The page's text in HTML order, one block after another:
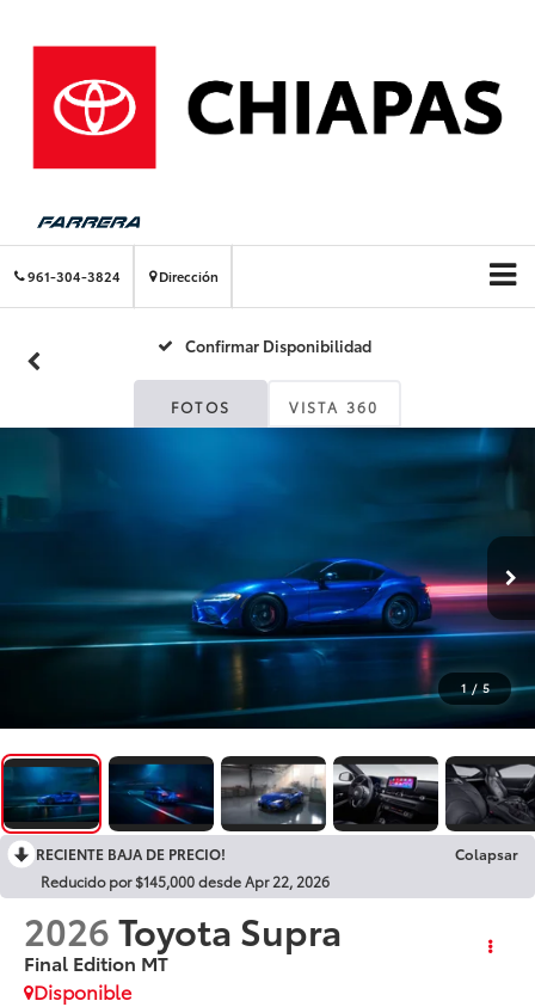
961-304-3824 Dirección
Confirmar Disponibilidad
FOTOS VISTA 360
1 / 5
RECIENTE BAJA DE PRECIO!
Colapsar
Reducido por $145,000 desde Apr 22, 2026
2026Toyota Supra
Final Edition MT
Disponible